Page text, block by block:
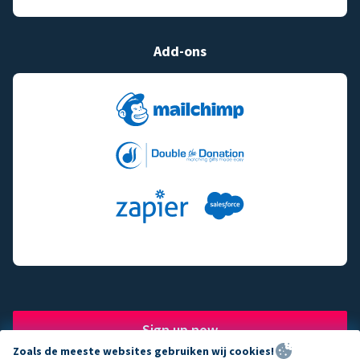
Add-ons
Sign up now
Zoals de meeste websites gebruiken wij cookies!